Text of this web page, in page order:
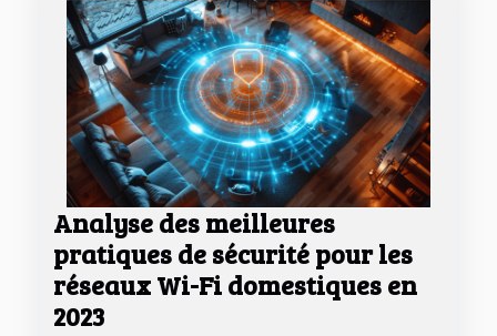
Analyse des meilleures
pratiques de sécurité pour les
réseaux Wi-Fi domestiques en
2023